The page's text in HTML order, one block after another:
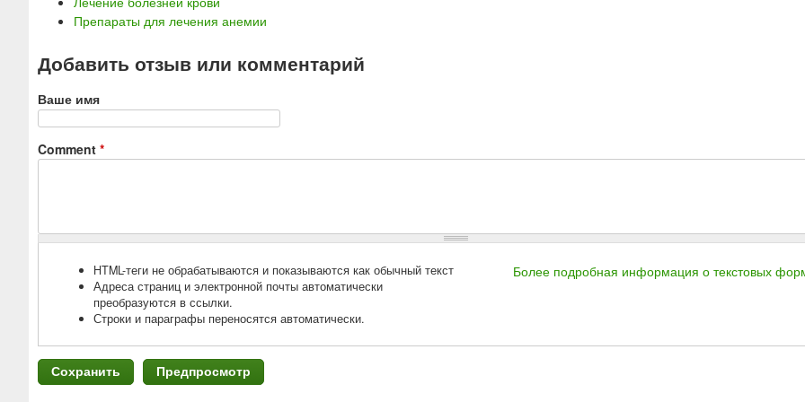
Препараты для лечения анемии
Добавить отзыв или комментарий
Ваше имя
Comment *
Более подробная информация о текстовых
HTML-теги не обрабатываются и показываются как обычный текст
Адреса страниц и электронной почты автоматически
преобразуются в ссылки.
Строки и параграфы переносятся автоматически.